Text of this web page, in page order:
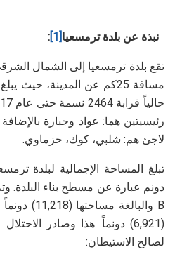
نبذة عن بلدة ترمسعيا[1]
:
تقع بلدة ترمسعيا إلى الشمال
مسافة 25كم عن المدينة، حيث
رئيسيتين هما: عواد وجبارة
لاجئ هم: شلبي، كوك، حزماوي.
دونم عبارة عن مسطح بناء البلدة.
(6,921) دونماً. هذا وصادر
لصالح الاستيطان: